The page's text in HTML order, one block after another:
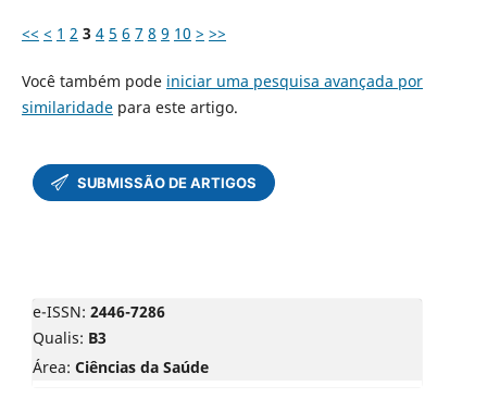
<< < 1 2 3 4 5 6 7 8 9 10 > >>
Você também pode iniciar uma pesquisa avançada por
similaridadepara este artigo.
e-ISSN: 2446-7286
Qualis: B3
Área: Ciências da Saúde